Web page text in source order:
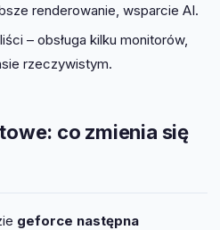
renderowanie, wsparcie AI.
– obsługa kilku monitorów,
rzeczywistym.
co zmienia się
geforce następna